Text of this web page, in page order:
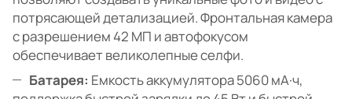
потрясающей детализацией. Фронтальная камера
с разрешением 42 МП и автофокусом
обеспечивает великолепные селфи.
Батарея: Емкость аккумулятора 5060 мА·ч,